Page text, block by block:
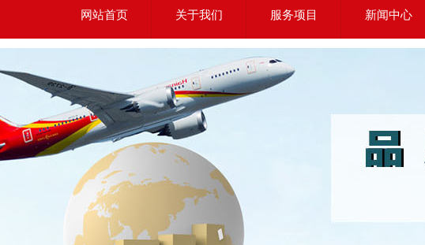
网站首页 关于我们 服务项目 新闻中心